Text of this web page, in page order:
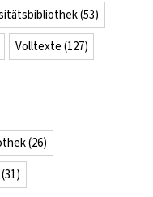
(53)
Volltexte (127)
(26)